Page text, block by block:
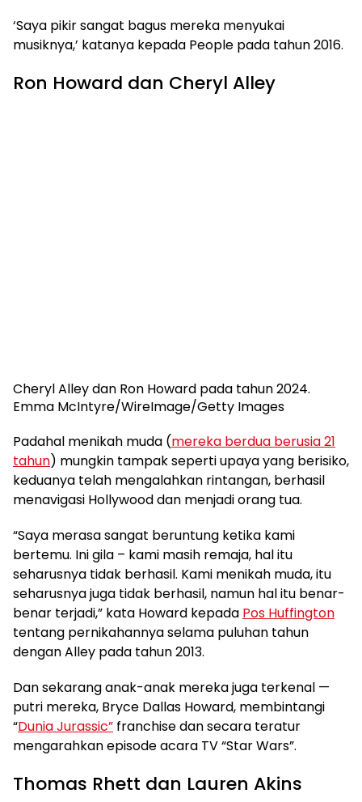
‘Saya pikir sangat bagus mereka menyukai
musiknya,’ katanya kepada People pada tahun 2016.
Ron Howard dan Cheryl Alley
Cheryl Alley dan Ron Howard pada tahun 2024.
Emma McIntyre/WireImage/Getty Images
Padahal menikah muda (mereka berdua berusia 21
tahun) mungkin tampak seperti upaya yang berisiko,
keduanya telah mengalahkan rintangan, berhasil
menavigasi Hollywood dan menjadi orang tua.
“Saya merasa sangat beruntung ketika kami
bertemu. Ini gila – kami masih remaja, hal itu
seharusnya tidak berhasil. Kami menikah muda, itu
seharusnya juga tidak berhasil, namun hal itu benar-
benar terjadi,” kata Howard kepada Pos Huffington
tentang pernikahannya selama puluhan tahun
dengan Alley pada tahun 2013.
Dan sekarang anak-anak mereka juga terkenal —
putri mereka, Bryce Dallas Howard, membintangi
“Dunia Jurassic” franchise dan secara teratur
mengarahkan episode acara TV “Star Wars”.
Thomas Rhett dan Lauren Akins